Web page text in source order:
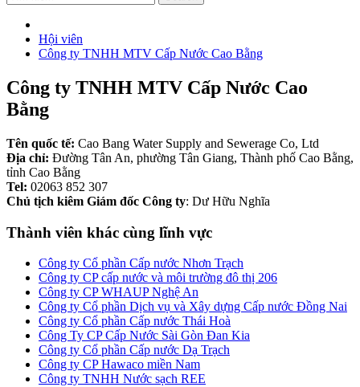
Hội viên
Công ty TNHH MTV Cấp Nước Cao Bằng
Công ty TNHH MTV Cấp Nước Cao
Bằng
Tên quốc tế: Cao Bang Water Supply and Sewerage Co, Ltd
Địa chỉ: Đường Tân An, phường Tân Giang, Thành phố Cao Bằng,
tỉnh Cao Bằng
Tel: 02063 852 307
Chủ tịch kiêm Giám đốc Công ty: Dư Hữu Nghĩa
Thành viên khác cùng lĩnh vực
Công ty Cổ phần Cấp nước Nhơn Trạch
Công ty CP cấp nước và môi trường đô thị 206
Công ty CP WHAUP Nghệ An
Công ty Cổ phần Dịch vụ và Xây dựng Cấp nước Đồng Nai
Công ty Cổ phần Cấp nước Thái Hoà
Công Ty CP Cấp Nước Sài Gòn Đan Kia
Công ty Cổ phần Cấp nước Dạ Trạch
Công ty CP Hawaco miền Nam
Công ty TNHH Nước sạch REE